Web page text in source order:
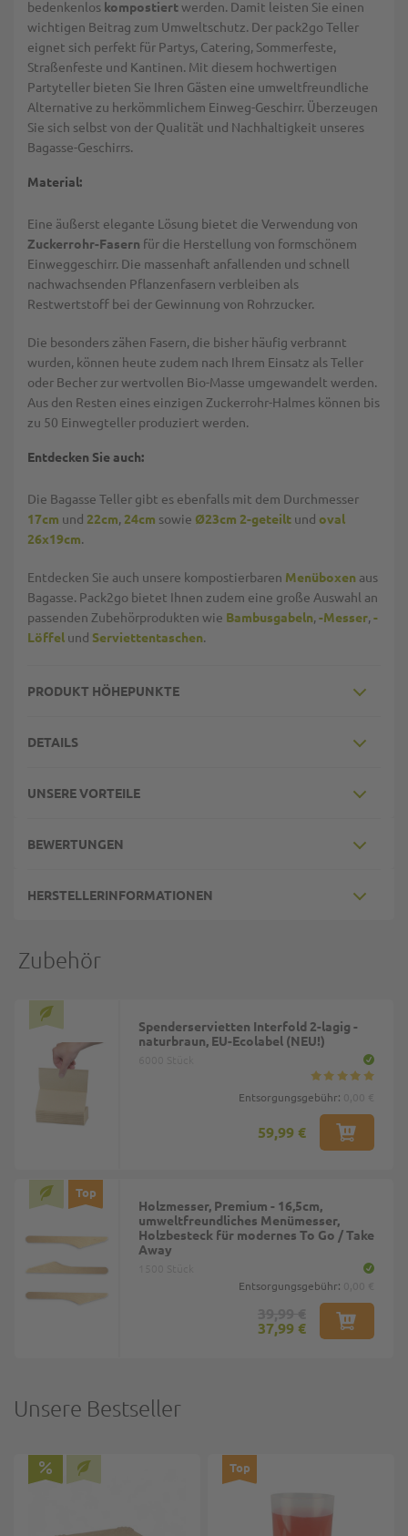
bedenkenlos kompostiertwerden. Damit leisten Sie einen
wichtigen Beitrag zum Umweltschutz. Der pack2go Teller
eignet sich perfekt für Partys, Catering, Sommerfeste,
Straßenfeste und Kantinen. Mit diesem hochwertigen
Partyteller bieten Sie Ihren Gästen eine umweltfreundliche
Alternative zu herkömmlichem Einweg-Geschirr. Überzeugen
Sie sich selbst von der Qualität und Nachhaltigkeit unseres
Bagasse-Geschirrs.
Material:
Eine äußerst elegante Lösung bietet die Verwendung von
Zuckerrohr-Fasern für die Herstellung von formschönem
Einweggeschirr. Die massenhaft anfallenden und schnell
nachwachsenden Pflanzenfasern verbleiben als
Restwertstoff bei der Gewinnung von Rohrzucker.
Die besonders zähen Fasern, die bisher häufig verbrannt
wurden, können heute zudem nach Ihrem Einsatz als Teller
oder Becher zur wertvollen Bio-Masse umgewandelt werden.
Aus den Resten eines einzigen Zuckerrohr-Halmes können bis
zu 50 Einwegteller produziert werden.
Entdecken Sie auch:
Die Bagasse Teller gibt es ebenfalls mit dem Durchmesser
17cm und 22cm, 24cm sowie Ø23cm 2-geteilt und oval
26x19cm.
Entdecken Sie auch unsere kompostierbaren Menüboxen aus
Bagasse. Pack2go bietet Ihnen zudem eine große Auswahl an
passenden Zubehörprodukten wie Bambusgabeln,-Messer,-
Löffel und Serviettentaschen.
PRODUKT HÖHEPUNKTE
DETAILS
UNSERE VORTEILE
BEWERTUNGEN
HERSTELLERINFORMATIONEN
Zubehör
Spenderservietten Interfold 2-lagig -
naturbraun, EU-Ecolabel (NEU!)
Entsorgungsgebühr:
59,99 €
Top
Holzmesser, Premium - 16,5cm,
umweltfreundliches Menümesser,
Holzbesteck für modernes To Go / Take
Away
Entsorgungsgebühr:
37,99 €
Unsere Bestseller
Top